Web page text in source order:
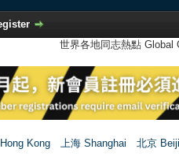
世界各地同志熱點
Kong 上海 Shanghai
北京